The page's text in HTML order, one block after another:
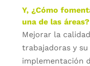
Y, ¿Cómo
una de las áreas?
Mejorar la
trabajadoras y
implementación